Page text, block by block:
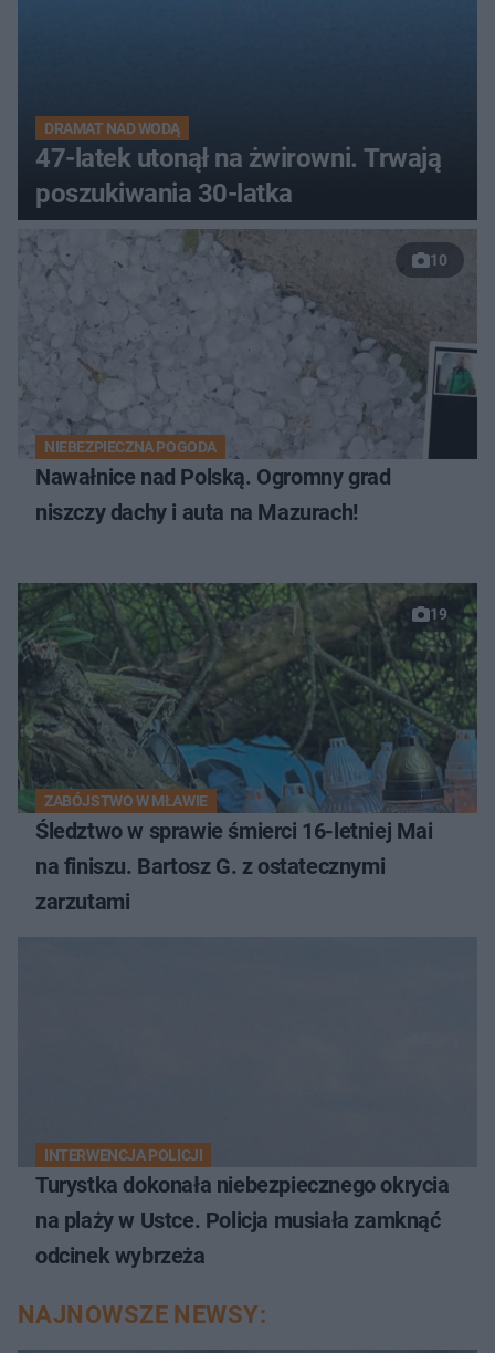
DRAMAT NAD WODĄ
47-latek utonął na żwirowni. Trwają
poszukiwania 30-latka
10
NIEBEZPIECZNA POGODA
Nawałnice nad Polską. Ogromny grad
niszczy dachy i auta na Mazurach!
19
ZABÓJSTWO W MŁAWIE
Śledztwo w sprawie śmierci 16-letniej Mai
na finiszu. Bartosz G. z ostatecznymi
zarzutami
INTERWENCJA POLICJI
Turystka dokonała niebezpiecznego okrycia
na plaży w Ustce. Policja musiała zamknąć
odcinek wybrzeża
NAJNOWSZE NEWSY: